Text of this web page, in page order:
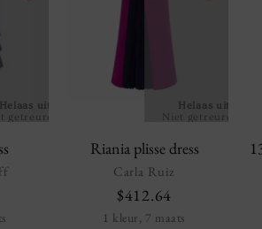
Helaas uitverkocht!
getreurd, we hebben
Helaas
Niet getreurd, we
Riania plisse dress
Carla Ruiz
$412.64
1 kleur, 7 maats